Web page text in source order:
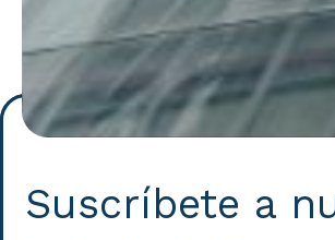
Suscríbete a